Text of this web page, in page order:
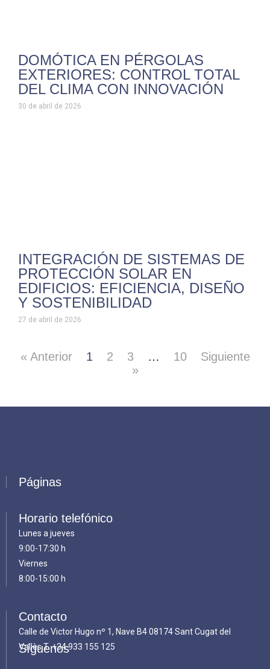
DOMÓTICA EN PÉRGOLAS
EXTERIORES: CONTROL TOTAL
DEL CLIMA CON INNOVACIÓN
30 de abril de 2026
INTEGRACIÓN DE SISTEMAS DE
PROTECCIÓN SOLAR EN
EDIFICIOS: EFICIENCIA, DISEÑO
Y SOSTENIBILIDAD
27 de abril de 2026
« Anterior 1 2 3 … 10
Siguiente
»
Páginas
Horario telefónico
Lunes a jueves
9:00-17:30 h
Viernes
8:00-15:00 h
Contacto
Calle de Victor Hugo nº 1, Nave B4 08174 Sant Cugat del
Vallès T.+34 933 155 125
Síguenos